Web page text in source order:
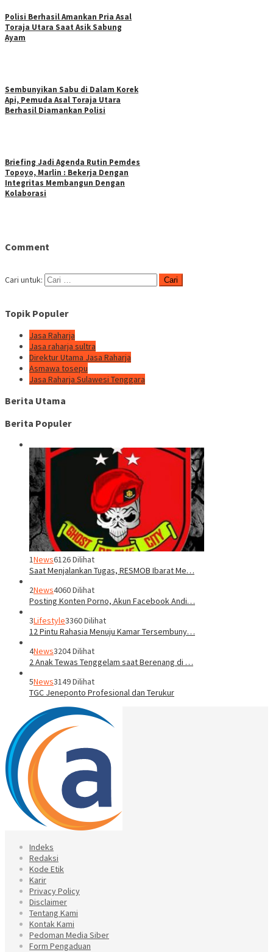
Polisi Berhasil Amankan Pria Asal
Toraja Utara Saat Asik Sabung
Ayam
Sembunyikan Sabu di Dalam Korek
Api, Pemuda Asal Toraja Utara
Berhasil Diamankan Polisi
Briefing Jadi Agenda Rutin Pemdes
Topoyo, Marlin : Bekerja Dengan
Integritas Membangun Dengan
Kolaborasi
Comment
Cari untuk:
Topik Populer
Jasa Raharja
Jasa raharja sultra
Direktur Utama Jasa Raharja
Asmawa tosepu
Jasa Raharja Sulawesi Tenggara
Berita Utama
Berita Populer
1News6126 Dilihat
Saat Menjalankan Tugas, RESMOB Ibarat Me…
2News4060 Dilihat
Posting Konten Porno, Akun Facebook Andi…
3Lifestyle3360 Dilihat
12 Pintu Rahasia Menuju Kamar Tersembuny…
4News3204 Dilihat
2 Anak Tewas Tenggelam saat Berenang di …
5News3149 Dilihat
TGC Jeneponto Profesional dan Terukur
Indeks
Redaksi
Kode Etik
Karir
Privacy Policy
Disclaimer
Tentang Kami
Kontak Kami
Pedoman Media Siber
Form Pengaduan